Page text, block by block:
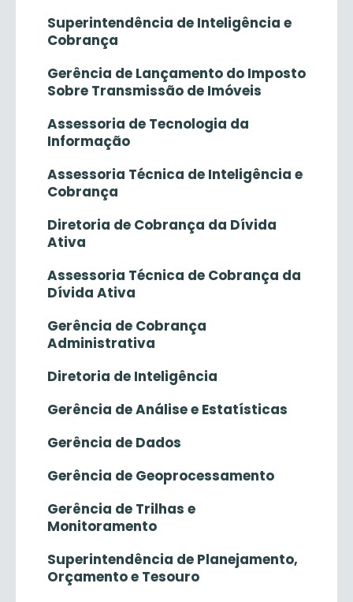
Superintendência de Inteligência e
Cobrança
Gerência de Lançamento do Imposto
Sobre Transmissão de Imóveis
Assessoria de Tecnologia da
Informação
Assessoria Técnica de Inteligência e
Cobrança
Diretoria de Cobrança da Dívida
Ativa
Assessoria Técnica de Cobrança da
Dívida Ativa
Gerência de Cobrança
Administrativa
Diretoria de Inteligência
Gerência de Análise e Estatísticas
Gerência de Dados
Gerência de Geoprocessamento
Gerência de Trilhas e
Monitoramento
Superintendência de Planejamento,
Orçamento e Tesouro